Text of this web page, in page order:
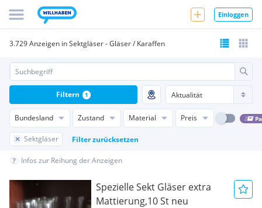
Einloggen
3.729 Anzeigen in Sektgläser - Gläser / Karaffen
Bundesland Zustand Material Preis
Sektgläser Filter zurücksetzen
Filtern 1
Infos zur Reihung der Anzeigen
Spezielle Sekt Gläser extra
Mattierung,10 St neu